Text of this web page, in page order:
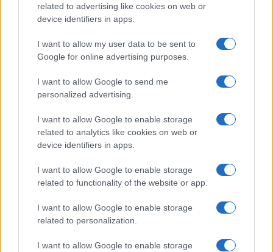
related to advertising like cookies on web or
device identifiers in apps.
I want to allow my user data to be sent to
Google for online advertising purposes.
I want to allow Google to send me
personalized advertising.
I want to allow Google to enable storage
related to analytics like cookies on web or
device identifiers in apps.
I want to allow Google to enable storage
related to functionality of the website or app.
I want to allow Google to enable storage
related to personalization.
I want to allow Google to enable storage
WEEKEND
Oroscopo del weekend: cosa aspettarsi il 8 e 9
Alessandro Tassinari · 8 Ago 2026